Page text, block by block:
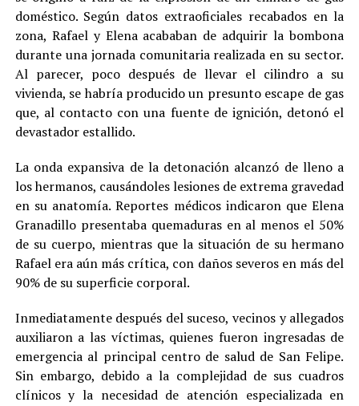
doméstico. Según datos extraoficiales recabados en la
zona, Rafael y Elena acababan de adquirir la bombona
durante una jornada comunitaria realizada en su sector.
Al parecer, poco después de llevar el cilindro a su
vivienda, se habría producido un presunto escape de gas
que, al contacto con una fuente de ignición, detonó el
devastador estallido.
La onda expansiva de la detonación alcanzó de lleno a
los hermanos, causándoles lesiones de extrema gravedad
en su anatomía. Reportes médicos indicaron que Elena
Granadillo presentaba quemaduras en al menos el 50%
de su cuerpo, mientras que la situación de su hermano
Rafael era aún más crítica, con daños severos en más del
90% de su superficie corporal.
Inmediatamente después del suceso, vecinos y allegados
auxiliaron a las víctimas, quienes fueron ingresadas de
emergencia al principal centro de salud de San Felipe.
Sin embargo, debido a la complejidad de sus cuadros
clínicos y la necesidad de atención especializada en